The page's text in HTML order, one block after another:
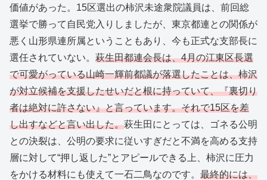
価値があった。15区選出の柿沢未途衆院議員は、前回総
選挙で勝って自民党入りしましたが、東京都連との関係が
悪く山形県連所属ということもあり、今も正式な支部長に
選任されていない。 萩生田都連会長は、4月の江東区長選
で可愛がっている山崎一輝前都議が落選したことは、柿沢
が対立候補を支援したせいだと根に持っていて、『裏切り
者は絶対に許さない』と言っています。それで15区を差
し出すなどと言い出した。萩生田にとっては、ゴネる公明
との決裂は、公明の要求に従いすぎだと不満を高める支持
層に対して“押し返した”とアピールできる上、柿沢に圧力
をかける材料にも使えて一石二鳥なのです。 最終的には、